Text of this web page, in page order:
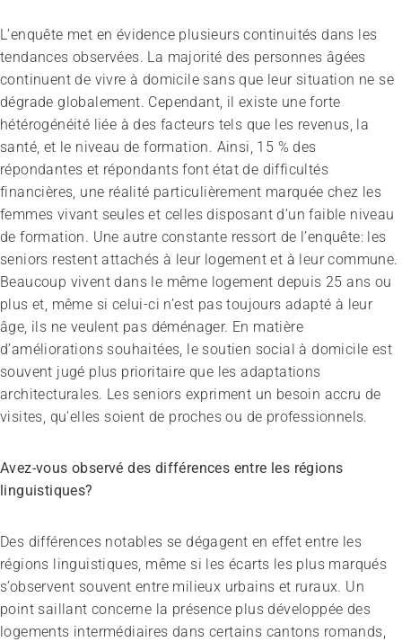
Congrès
Sans limites!? – Questionner, repousser et dépasser
les limites
26.08.2026 Interlaken
Promouvoir la santé mentale
L’enquête met en évidence plusieurs continuités dans les
tendances observées. La majorité des personnes âgées
continuent de vivre à domicile sans que leur situation ne se
dégrade globalement. Cependant, il existe une forte
hétérogénéité liée à des facteurs tels que les revenus, la
santé, et le niveau de formation. Ainsi, 15 % des
répondantes et répondants font état de difficultés
financières, une réalité particulièrement marquée chez les
femmes vivant seules et celles disposant d’un faible niveau
de formation. Une autre constante ressort de l’enquête: les
seniors restent attachés à leur logement et à leur commune.
Beaucoup vivent dans le même logement depuis 25 ans ou
plus et, même si celui-ci n’est pas toujours adapté à leur
âge, ils ne veulent pas déménager. En matière
d’améliorations souhaitées, le soutien social à domicile est
souvent jugé plus prioritaire que les adaptations
architecturales. Les seniors expriment un besoin accru de
visites, qu’elles soient de proches ou de professionnels.
Avez-vous observé des différences entre les régions
linguistiques?
Des différences notables se dégagent en effet entre les
régions linguistiques, même si les écarts les plus marqués
s’observent souvent entre milieux urbains et ruraux. Un
point saillant concerne la présence plus développée des
logements intermédiaires dans certains cantons romands,